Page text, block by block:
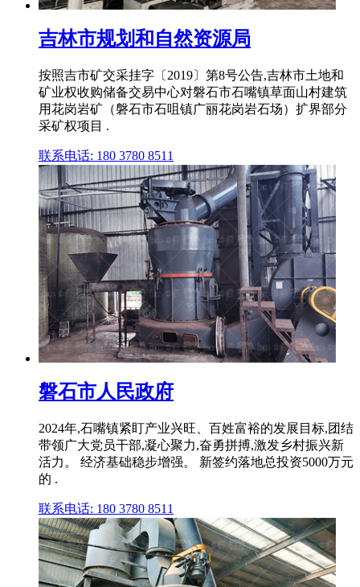
吉林市规划和自然资源局
按照吉市矿交采挂字〔2019〕第8号公告,吉林市土地和
矿业权收购储备交易中心对磐石市石嘴镇草面山村建筑
用花岗岩矿（磐石市石咀镇广丽花岗岩石场）扩界部分
采矿权项目 .
联系电话: 180 3780 8511
磐石市人民政府
2024年,石嘴镇紧盯产业兴旺、百姓富裕的发展目标,团结
带领广大党员干部,凝心聚力,奋勇拼搏,激发乡村振兴新
活力。 经济基础稳步增强。 新签约落地总投资5000万元
的 .
联系电话: 180 3780 8511